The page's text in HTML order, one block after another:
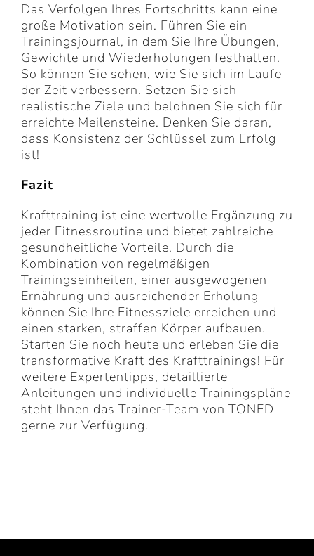
Das Verfolgen Ihres Fortschritts kann eine
große Motivation sein. Führen Sie ein
Trainingsjournal, in dem Sie Ihre Übungen,
Gewichte und Wiederholungen festhalten.
So können Sie sehen, wie Sie sich im Laufe
der Zeit verbessern. Setzen Sie sich
realistische Ziele und belohnen Sie sich für
erreichte Meilensteine. Denken Sie daran,
dass Konsistenz der Schlüssel zum Erfolg
ist!
Fazit
Krafttraining ist eine wertvolle Ergänzung zu
jeder Fitnessroutine und bietet zahlreiche
gesundheitliche Vorteile. Durch die
Kombination von regelmäßigen
Trainingseinheiten, einer ausgewogenen
Ernährung und ausreichender Erholung
können Sie Ihre Fitnessziele erreichen und
einen starken, straffen Körper aufbauen.
Starten Sie noch heute und erleben Sie die
transformative Kraft des Krafttrainings! Für
weitere Expertentipps, detaillierte
Anleitungen und individuelle Trainingspläne
steht Ihnen das Trainer-Team von TONED
gerne zur Verfügung.